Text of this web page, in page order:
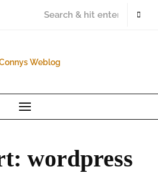
wordpress